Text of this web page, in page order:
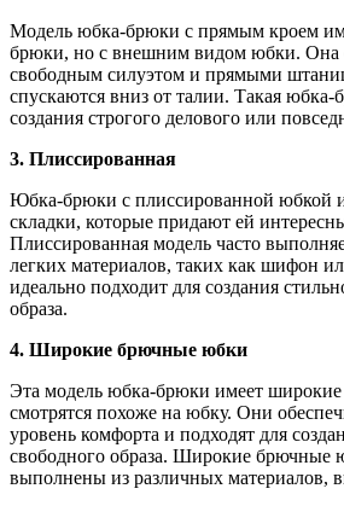
Модель юбка-брюки с прямым кроем
брюки, но с внешним видом юбки. Она
свободным силуэтом и прямыми
спускаются вниз от талии. Такая
создания строгого делового или
3. Плиссированная
Юбка-брюки с плиссированной юбкой
складки, которые придают ей
Плиссированная модель часто
легких материалов, таких как шифон
идеально подходит для создания
образа.
4. Широкие брючные юбки
Эта модель юбка-брюки имеет
смотрятся похоже на юбку. Они
уровень комфорта и подходят для
свободного образа. Широкие брючные
выполнены из различных материалов,